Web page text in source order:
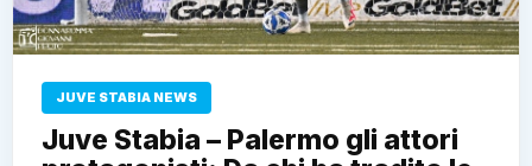
JUVE STABIA NEWS
Juve Stabia – Palermo gli attori